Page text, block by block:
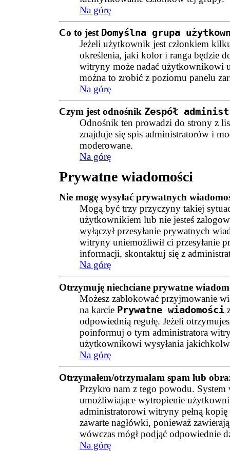
Na górę
Co to jest Domyślna grupa
Jeżeli użytkownik jest członkiem
określenia, jaki kolor i ranga będzie
witryny może nadać użytkownikowi
można to zrobić z poziomu panelu
Na górę
Czym jest odnośnik Zespół
Odnośnik ten prowadzi do strony z
znajduje się spis administratorów i
moderowane.
Na górę
Prywatne wiadomości
Nie mogę wysyłać prywatnych
Mogą być trzy przyczyny takiej
użytkownikiem lub nie jesteś
wyłączył przesyłanie prywatnych
witryny uniemożliwił ci przesyłanie
informacji, skontaktuj się z
Na górę
Otrzymuję niechciane prywatne
Możesz zablokować przyjmowanie
na karcie Prywatne wiadomości
odpowiednią regułę. Jeżeli
poinformuj o tym administratora
użytkownikowi wysyłania
Na górę
Otrzymałem/otrzymałam spam lub
Przykro nam z tego powodu. System
umożliwiające wytropienie
administratorowi witryny pełną
zawarte nagłówki, ponieważ
wówczas mógł podjąć odpowiednie
Na górę